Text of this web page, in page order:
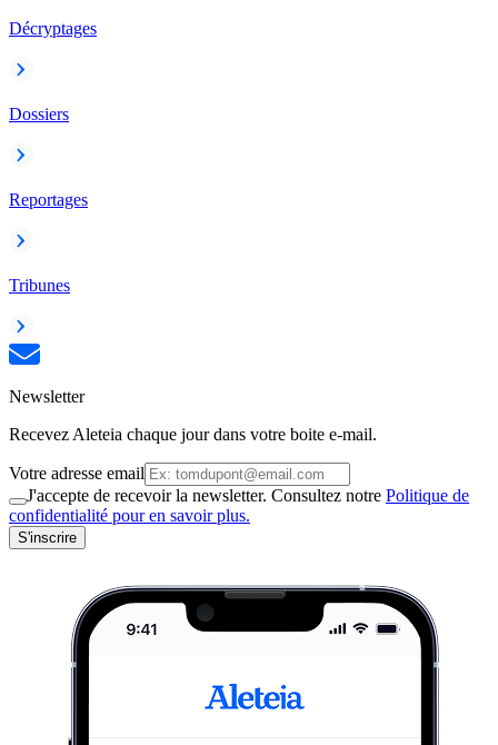
Décryptages
Dossiers
Reportages
Tribunes
Newsletter
Recevez Aleteia chaque jour dans votre boite e-mail.
Votre adresse email
J'accepte de recevoir la newsletter. Consultez notre Politique de
confidentialité pour en savoir plus.
S'inscrire